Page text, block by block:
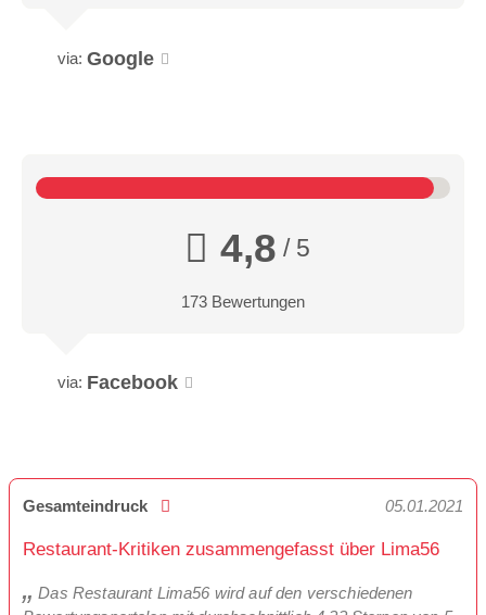
via: Google
4,8 / 5
173 Bewertungen
via: Facebook
Gesamteindruck 05.01.2021
Restaurant-Kritiken zusammengefasst über Lima56
Das Restaurant Lima56 wird auf den verschiedenen